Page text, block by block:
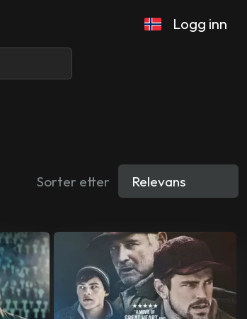
Logg inn
Sorter etter